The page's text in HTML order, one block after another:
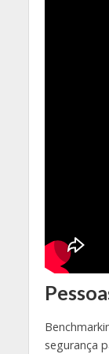
segurança